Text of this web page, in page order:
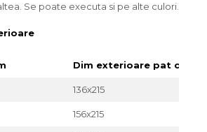
Se poate executa si pe alte culori.
Dim exterioare pat cm
136x215
156x215